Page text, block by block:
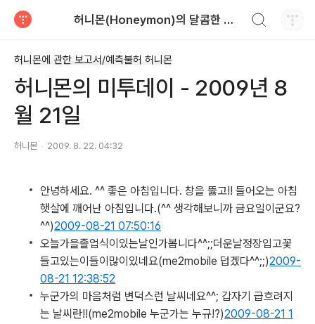
허니몬(Honeymon)의 달콤한 비행
허니몬에 관한 보고서/예측불허 허니몬
허니몬의 미투데이 - 2009년 8
월 21일
허니몬 2009. 8. 22. 04:32
안녕하세요. ^^ 좋은 아침입니다. 창을 뚫고!! 들어오는 아침
햇살에 깨어난 아침입니다.(^^ 생각해보니까 금요일이군요?
^^)2009-08-21 07:50:16
오늘가을졸업식이있는날인가봅니다^^;;더운날정장입고꽃
들고있는이들이많이있네요(me2mobile 덥겠다^^;;)2009-
08-21 12:38:52
누군가의 마음처럼 변덕스런 날씨네요^^; 갑자기 급흐려지
는 날씨란!!(me2mobile 누군가는 누규!?)2009-08-21 1